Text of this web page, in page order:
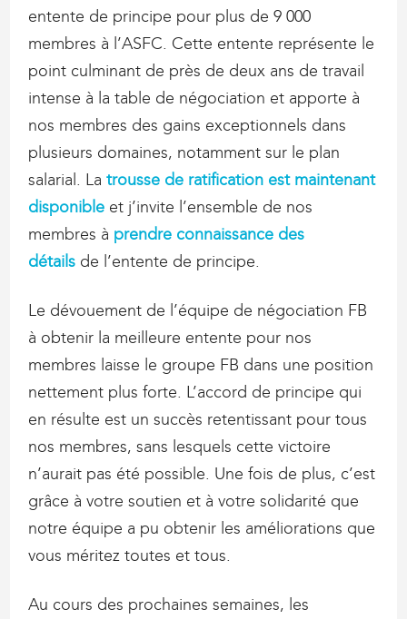
entente de principe pour plus de 9 000
membres à l’ASFC. Cette entente représente le
point culminant de près de deux ans de travail
intense à la table de négociation et apporte à
nos membres des gains exceptionnels dans
plusieurs domaines, notamment sur le plan
salarial. Latrousse de ratification est maintenant
disponible et j’invite l’ensemble de nos
membres à prendre connaissance des
détails de l’entente de principe.
Le dévouement de l’équipe de négociation FB
à obtenir la meilleure entente pour nos
membres laisse le groupe FB dans une position
nettement plus forte. L’accord de principe qui
en résulte est un succès retentissant pour tous
nos membres, sans lesquels cette victoire
n’aurait pas été possible. Une fois de plus, c’est
grâce à votre soutien et à votre solidarité que
notre équipe a pu obtenir les améliorations que
vous méritez toutes et tous.
Au cours des prochaines semaines, les